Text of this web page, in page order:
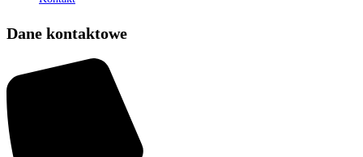
Dane kontaktowe